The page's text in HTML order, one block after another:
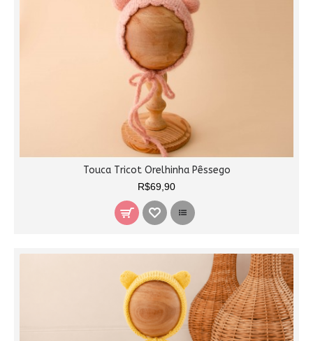
Touca Tricot Orelhinha Pêssego
R$69,90